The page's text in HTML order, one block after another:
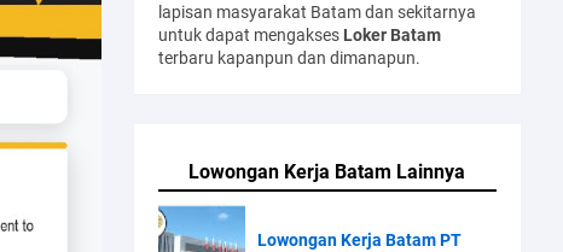
lapisan masyarakat Batam dan sekitarnya
untuk dapat mengakses Loker Batam
terbaru kapanpun dan dimanapun.
Lowongan Kerja Batam Lainnya
Lowongan Kerja Batam PT